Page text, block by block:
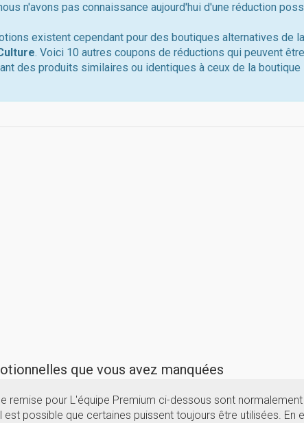
n'avons pas connaissance aujourd'hui d'une réduction
existent cependant pour des boutiques alternatives de
. Voici 10 autres coupons de réductions qui peuvent
des produits similaires ou identiques à ceux de la boutique
que vous avez manquées
remise pour L'équipe Premium ci-dessous sont normalement
est possible que certaines puissent toujours être utilisées. En